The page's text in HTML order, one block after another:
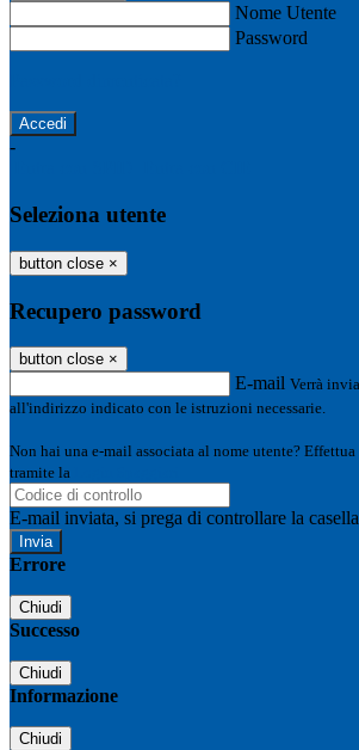
Nome Utente
Password
-
Seleziona utente
button close ×
Recupero password
button close ×
E-mail Verrà
all'indirizzo indicato con le istruzioni necessarie.
Non hai una e-mail associata al nome utente?
tramite la
E-mail inviata, si prega di controllare la
Errore
Chiudi
Successo
Chiudi
Informazione
Chiudi